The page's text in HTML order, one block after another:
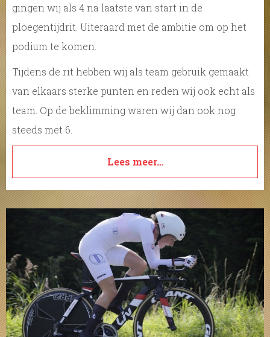
gingen wij als 4 na laatste van start in de
ploegentijdrit. Uiteraard met de ambitie om op het
podium te komen.
Tijdens de rit hebben wij als team gebruik gemaakt
van elkaars sterke punten en reden wij ook echt als
team. Op de beklimming waren wij dan ook nog
steeds met 6.
Lees meer…